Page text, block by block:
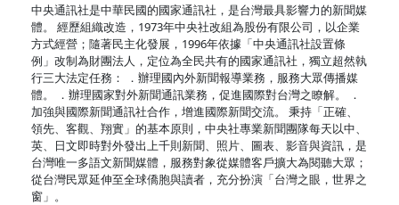
中央通訊社是中華民國的國家通訊社，是台灣最具影響力的新聞媒
體。 經歷組織改造，1973年中央社改組為股份有限公司，以企業
方式經營；隨著民主化發展，1996年依據「中央通訊社設置條
例」改制為財團法人，定位為全民共有的國家通訊社，獨立超然執
行三大法定任務： ．辦理國內外新聞報導業務，服務大眾傳播媒
體。 ．辦理國家對外新聞通訊業務，促進國際對台灣之瞭解。 ．
加強與國際新聞通訊社合作，增進國際新聞交流。 秉持「正確、
領先、客觀、翔實」的基本原則，中央社專業新聞團隊每天以中、
英、日文即時對外發出上千則新聞、照片、圖表、影音與資訊，是
台灣唯一多語文新聞媒體，服務對象從媒體客戶擴大為閱聽大眾；
從台灣民眾延伸至全球僑胞與讀者，充分扮演「台灣之眼，世界之
窗」。